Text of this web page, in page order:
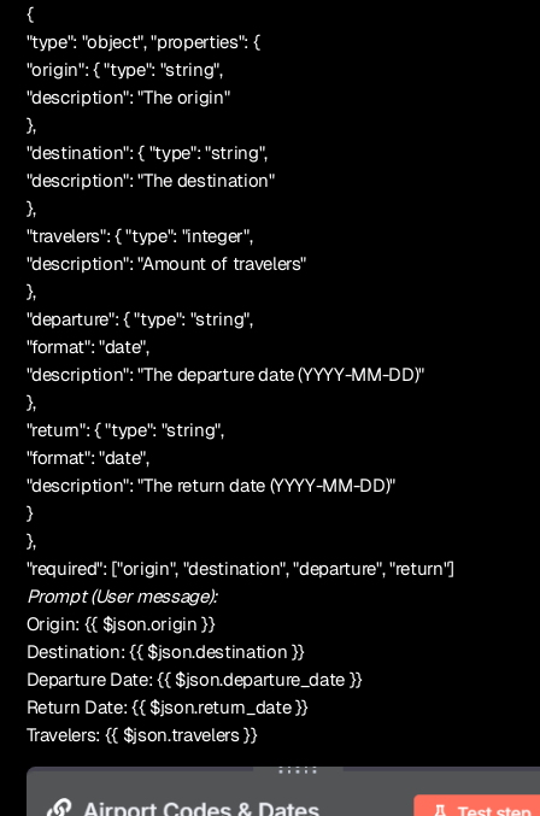
{
"type": "object", "properties": {
"origin": { "type": "string",
"description": "The origin"
},
"destination": { "type": "string",
"description": "The destination"
},
"travelers": { "type": "integer",
"description": "Amount of travelers"
},
"departure": { "type": "string",
"format": "date",
"description": "The departure date (YYYY-MM-DD)"
},
"return": { "type": "string",
"format": "date",
"description": "The return date (YYYY-MM-DD)"
}
},
"required": ["origin", "destination", "departure", "return"]
Prompt (User message):
Origin: {{ $json.origin }}
Destination: {{ $json.destination }}
Departure Date: {{ $json.departure_date }}
Return Date: {{ $json.return_date }}
Travelers: {{ $json.travelers }}